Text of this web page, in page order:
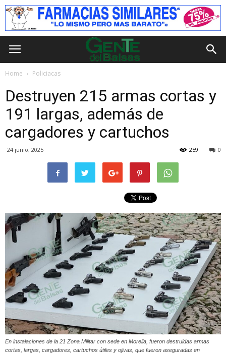
Home Policiacas
Destruyen 215 armas cortas y
191 largas, además de
cargadores y cartuchos
24 junio, 2025 0
259
En instalaciones de la 21 Zona Militar con sede en Morelia, fueron destruidas armas
cortas, largas, cargadores, cartuchos útiles y ojivas, que fueron aseguradas en